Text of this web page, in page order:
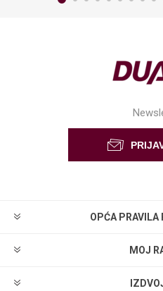
OPĆA PRAVILA
MOJ